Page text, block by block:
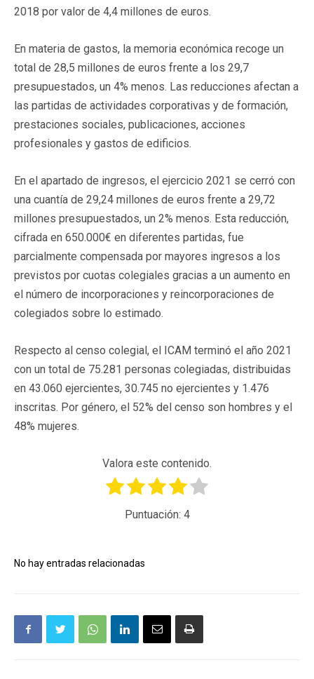
2018 por valor de 4,4 millones de euros.
En materia de gastos, la memoria económica recoge un
total de 28,5 millones de euros frente a los 29,7
presupuestados, un 4% menos. Las reducciones afectan a
las partidas de actividades corporativas y de formación,
prestaciones sociales, publicaciones, acciones
profesionales y gastos de edificios.
En el apartado de ingresos, el ejercicio 2021 se cerró con
una cuantía de 29,24 millones de euros frente a 29,72
millones presupuestados, un 2% menos. Esta reducción,
cifrada en 650.000€ en diferentes partidas, fue
parcialmente compensada por mayores ingresos a los
previstos por cuotas colegiales gracias a un aumento en
el número de incorporaciones y reincorporaciones de
colegiados sobre lo estimado.
Respecto al censo colegial, el ICAM terminó el año 2021
con un total de 75.281 personas colegiadas, distribuidas
en 43.060 ejercientes, 30.745 no ejercientes y 1.476
inscritas. Por género, el 52% del censo son hombres y el
48% mujeres.
Valora este contenido.
Puntuación: 4
No hay entradas relacionadas